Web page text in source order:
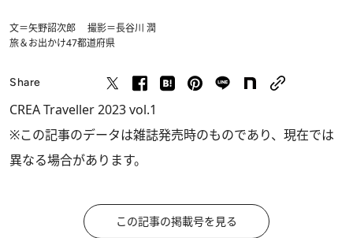
文＝矢野詔次郎 撮影＝長谷川 潤
旅＆お出かけ47都道府県
Share
CREA Traveller 2023 vol.1
※この記事のデータは雑誌発売時のものであり、現在では
異なる場合があります。
この記事の掲載号を見る